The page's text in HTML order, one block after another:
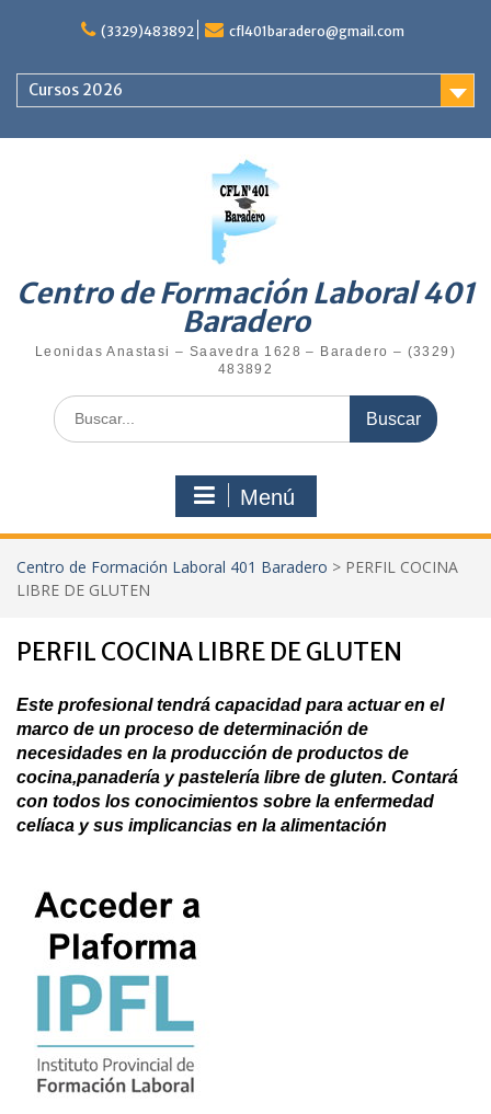
(3329)483892 cfl401baradero@gmail.com
Cursos 2026
Centro de Formación Laboral 401
Baradero
Leonidas Anastasi – Saavedra 1628 – Baradero – (3329)
483892
Buscar:
Menú
Centro de Formación Laboral 401 Baradero > PERFIL COCINA
LIBRE DE GLUTEN
PERFIL COCINA LIBRE DE GLUTEN
Este profesional tendrá capacidad para actuar en el
marco de un proceso de determinación de
necesidades en la producción de productos de
cocina,panadería y pastelería libre de gluten. Contará
con todos los conocimientos sobre la enfermedad
celíaca y sus implicancias en la alimentación